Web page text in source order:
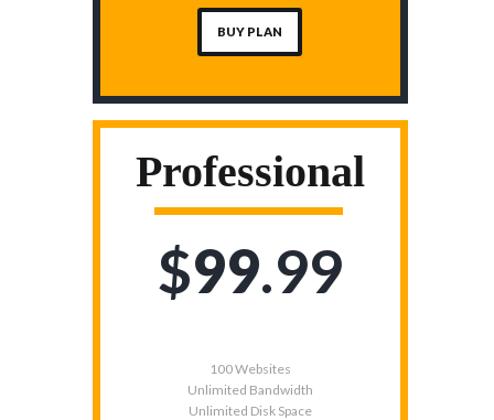
BUY PLAN
Professional
$99 99
100 Websites
Unlimited Bandwidth
Unlimited Disk Space